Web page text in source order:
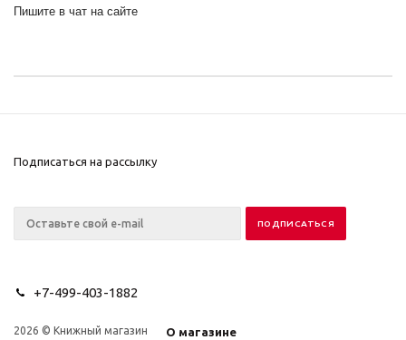
Пишите в чат на сайте
Подписаться на рассылку
+7-499-403-1882
2026 © Книжный магазин
О магазине